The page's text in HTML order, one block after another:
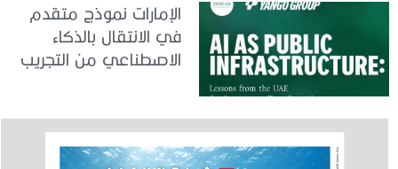
الإمارات نموذج متقدم
في الانتقال بالذكاء
الاصطناعي من التجريب